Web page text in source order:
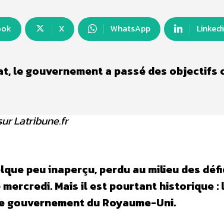
X WhatsApp
le gouvernement a passé des objectifs
Latribune.fr
peu inaperçu, perdu au milieu des
Mais il est pourtant historique
gouvernement du Royaume-Uni.